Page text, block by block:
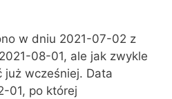
w dniu 2021-07-02 z
08-01, ale jak zwykle
już wcześniej. Data
01, po której